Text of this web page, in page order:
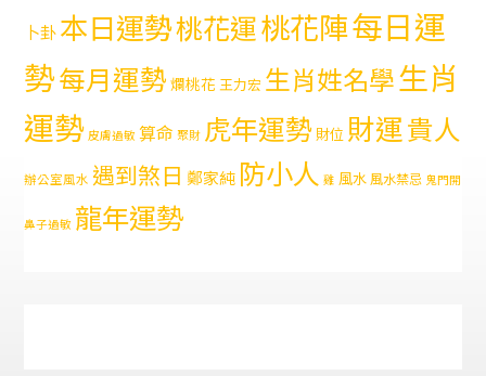
卜卦本日運勢桃花運桃花陣每日運
勢每月運勢 爛桃花 王力宏 生肖姓名學生肖
運勢 皮膚過敏 算命 聚財 虎年運勢 財位 財運貴人
辦公室風水 遇到煞日 鄭家純 防小人 雞 風水 風水禁忌 鬼門開
鼻子過敏 龍年運勢